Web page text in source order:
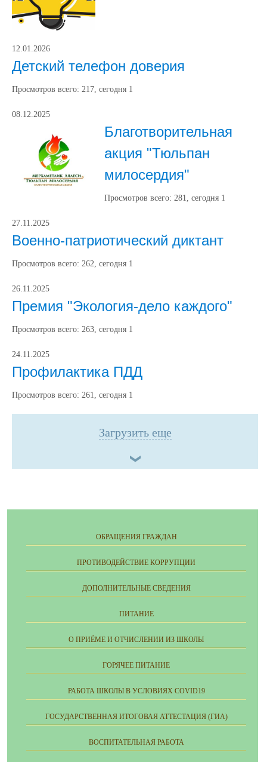
12.01.2026
Детский телефон доверия
Просмотров всего: 217, сегодня 1
08.12.2025
Благотворительная
акция "Тюльпан
милосердия"
Просмотров всего: 281, сегодня 1
27.11.2025
Военно-патриотический диктант
Просмотров всего: 262, сегодня 1
26.11.2025
Премия "Экология-дело каждого"
Просмотров всего: 263, сегодня 1
24.11.2025
Профилактика ПДД
Просмотров всего: 261, сегодня 1
Загрузить еще
ОБРАЩЕНИЯ ГРАЖДАН
ПРОТИВОДЕЙСТВИЕ КОРРУПЦИИ
ДОПОЛНИТЕЛЬНЫЕ СВЕДЕНИЯ
ПИТАНИЕ
О ПРИЁМЕ И ОТЧИСЛЕНИИ ИЗ ШКОЛЫ
ГОРЯЧЕЕ ПИТАНИЕ
РАБОТА ШКОЛЫ В УСЛОВИЯХ COVID19
ГОСУДАРСТВЕННАЯ ИТОГОВАЯ АТТЕСТАЦИЯ (ГИА)
ВОСПИТАТЕЛЬНАЯ РАБОТА